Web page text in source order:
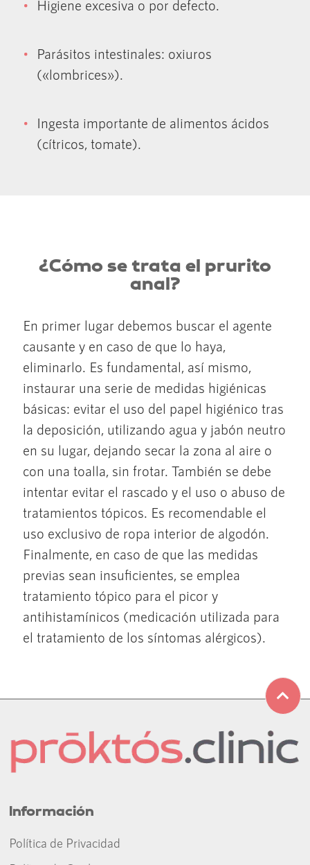
Higiene excesiva o por defecto.
Parásitos intestinales: oxiuros
(«lombrices»).
Ingesta importante de alimentos ácidos
(cítricos, tomate).
¿Cómo se trata el prurito
anal?
En primer lugar debemos buscar el agente
causante y en caso de que lo haya,
eliminarlo. Es fundamental, así mismo,
instaurar una serie de medidas higiénicas
básicas: evitar el uso del papel higiénico tras
la deposición, utilizando agua y jabón neutro
en su lugar, dejando secar la zona al aire o
con una toalla, sin frotar. También se debe
intentar evitar el rascado y el uso o abuso de
tratamientos tópicos. Es recomendable el
uso exclusivo de ropa interior de algodón.
Finalmente, en caso de que las medidas
previas sean insuficientes, se emplea
tratamiento tópico para el picor y
antihistamínicos (medicación utilizada para
el tratamiento de los síntomas alérgicos).
Información
Política de Privacidad